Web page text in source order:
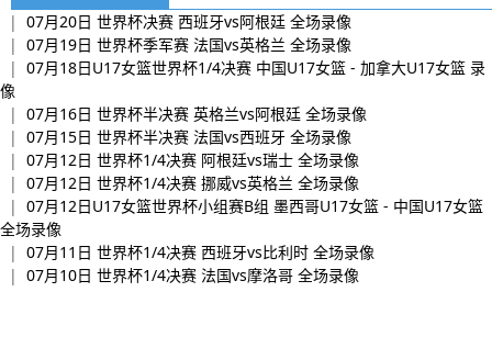
| 07月20日 世界杯决赛 西班牙vs阿根廷 全场录像
| 07月19日 世界杯季军赛 法国vs英格兰 全场录像
| 07月18日U17女篮世界杯1/4决赛 中国U17女篮 - 加拿大U17女篮 录
像
| 07月16日 世界杯半决赛 英格兰vs阿根廷 全场录像
| 07月15日 世界杯半决赛 法国vs西班牙 全场录像
| 07月12日 世界杯1/4决赛 阿根廷vs瑞士 全场录像
| 07月12日 世界杯1/4决赛 挪威vs英格兰 全场录像
| 07月12日U17女篮世界杯小组赛B组 墨西哥U17女篮 - 中国U17女篮
全场录像
| 07月11日 世界杯1/4决赛 西班牙vs比利时 全场录像
| 07月10日 世界杯1/4决赛 法国vs摩洛哥 全场录像